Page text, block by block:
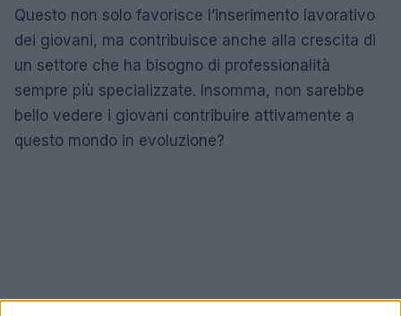
Questo non solo favorisce l’inserimento lavorativo
dei giovani, ma contribuisce anche alla crescita di
un settore che ha bisogno di professionalità
sempre più specializzate. Insomma, non sarebbe
bello vedere i giovani contribuire attivamente a
questo mondo in evoluzione?